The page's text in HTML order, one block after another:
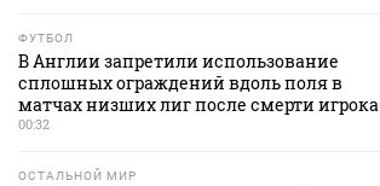
ФУТБОЛ
В Англии запретили использование
сплошных ограждений вдоль поля в
матчах низших лиг после смерти игрока
00:32
ОСТАЛЬНОЙ МИР